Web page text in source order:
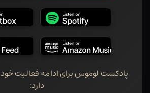
پادکست لوموس برای ادامه فعالیت
دارد: